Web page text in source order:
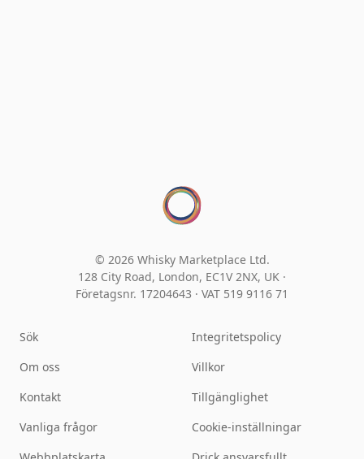
© 2026 Whisky Marketplace Ltd.
128 City Road, London, EC1V 2NX, UK ·
Företagsnr. 17204643 · VAT 519 9116 71
Sök
Om oss
Kontakt
Vanliga frågor
Integritetspolicy
Villkor
Tillgänglighet
Cookie-inställningar